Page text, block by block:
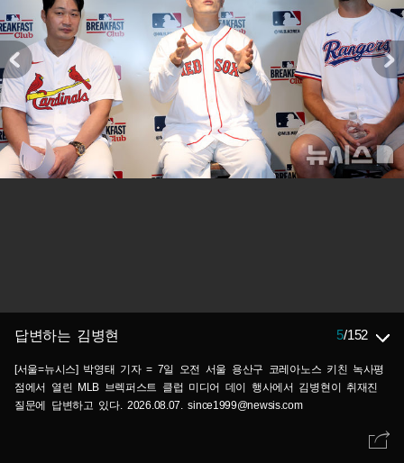
답변하는 김병현 5/152
[서울=뉴시스] 박영태 기자 = 7일 오전 서울 용산구 코레아노스 키친 녹사평
점에서 열린 MLB 브렉퍼스트 클럽 미디어 데이 행사에서 김병현이 취재진
질문에 답변하고 있다. 2026.08.07. since1999@newsis.com